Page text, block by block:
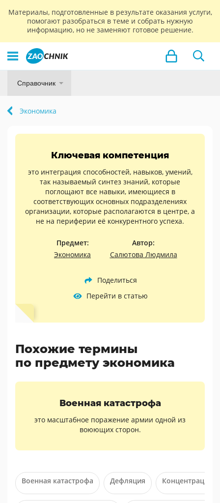
Материалы, подготовленные в результате оказания услуги,
помогают разобраться в теме и собрать нужную
информацию, но не заменяют готовое решение.
Справочник
Экономика
Ключевая компетенция
это интеграция способностей, навыков, умений,
так называемый синтез знаний, которые
поглощают все навыки, имеющиеся в
соответствующих основных подразделениях
организации, которые располагаются в центре, а
не на периферии её конкурентного успеха.
Предмет:
Экономика
Автор:
Салютова Людмила
Поделиться
Перейти в статью
Похожие термины
по предмету экономика
Военная катастрофа
это масштабное поражение армии одной из
воюющих сторон.
Военная катастрофа Дефляция Концентрация